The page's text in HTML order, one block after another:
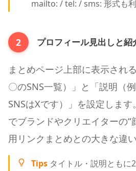
mailto: / tel: / sms: 形式も利
2 プロフィール見出しと紹
まとめページ上部に表示され
〇のSNS一覧）」と「説明（
SNSはXです）」を設定しま
でブランドやクリエイターの“
用リンクまとめとの大きな違い
Tips タイトル・説明ともに